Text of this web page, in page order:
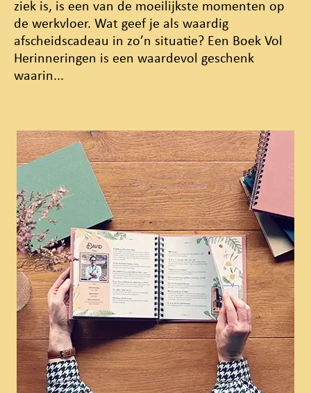
ziek is, is een van de moeilijkste momenten op
de werkvloer. Wat geef je als waardig
afscheidscadeau in zo’n situatie? Een Boek Vol
Herinneringen is een waardevol geschenk
waarin...